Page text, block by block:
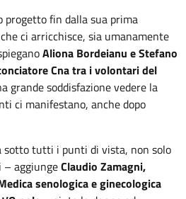
progetto fin dalla sua prima
ci arricchisce, sia umanamente
Aliona Bordeianu e Stefano
Cna tra i volontari del
grande soddisfazione vedere la
ci manifestano, anche dopo
sotto tutti i punti di vista, non solo
aggiungeClaudio Zamagni,
senologica e ginecologica